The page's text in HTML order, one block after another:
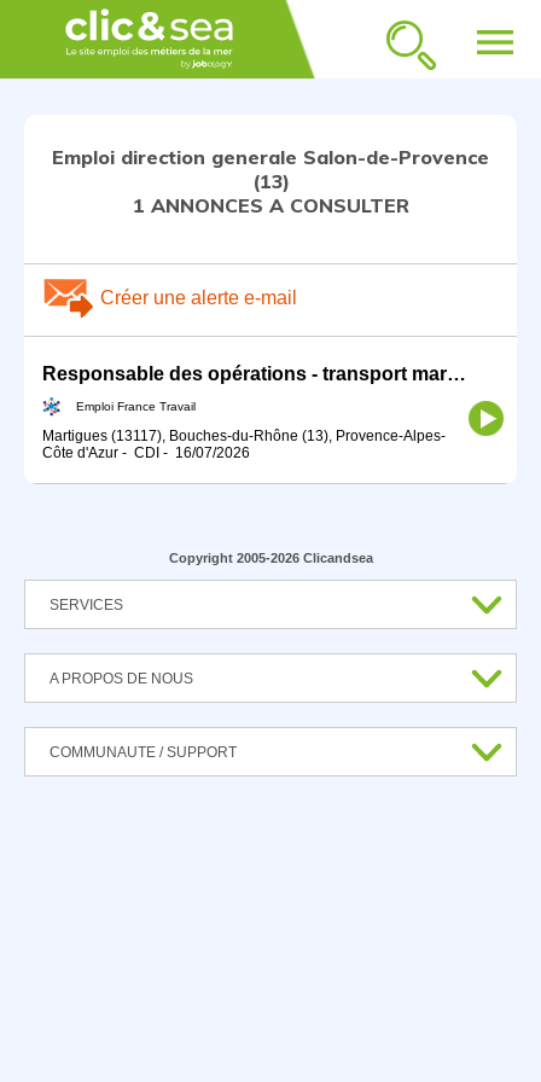
menu
Emploi direction generale Salon-de-Provence
(13)
1 ANNONCES A CONSULTER
Créer une alerte e-mail
Responsable des opérations - transport maritime H/F
Emploi France Travail
Martigues (13117), Bouches-du-Rhône (13), Provence-Alpes-
Côte d'Azur - CDI - 16/07/2026
Copyright 2005-2026 Clicandsea
SERVICES
A PROPOS DE NOUS
COMMUNAUTE / SUPPORT